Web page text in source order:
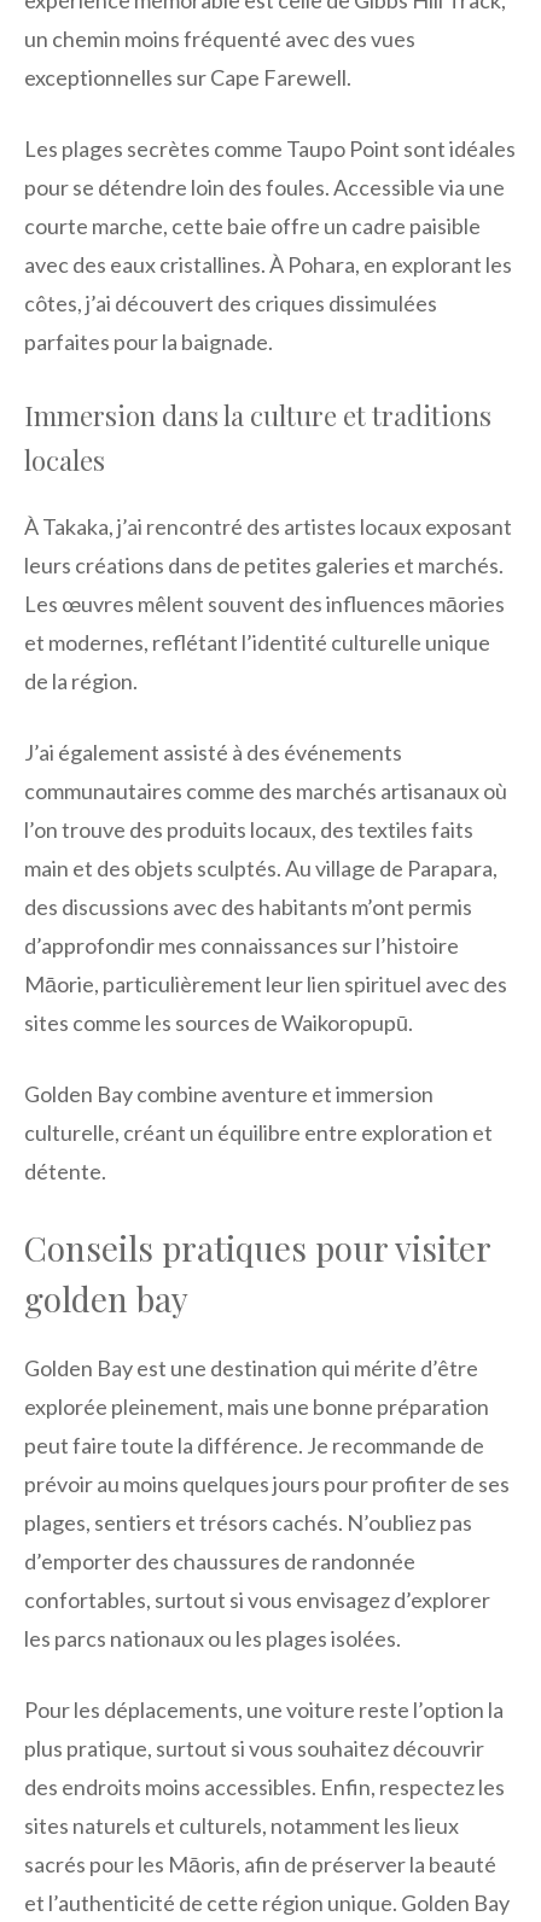
un chemin moins fréquenté avec des vues
exceptionnelles sur Cape Farewell.
Les plages secrètes comme Taupo Point sont idéales
pour se détendre loin des foules. Accessible via une
courte marche, cette baie offre un cadre paisible
avec des eaux cristallines. À Pohara, en explorant les
côtes, j’ai découvert des criques dissimulées
parfaites pour la baignade.
Immersion dans la culture et traditions
locales
À Takaka, j’ai rencontré des artistes locaux exposant
leurs créations dans de petites galeries et marchés.
Les œuvres mêlent souvent des influences māories
et modernes, reflétant l’identité culturelle unique
de la région.
J’ai également assisté à des événements
communautaires comme des marchés artisanaux où
l’on trouve des produits locaux, des textiles faits
main et des objets sculptés. Au village de Parapara,
des discussions avec des habitants m’ont permis
d’approfondir mes connaissances sur l’histoire
Māorie, particulièrement leur lien spirituel avec des
sites comme les sources de Waikoropupū.
Golden Bay combine aventure et immersion
culturelle, créant un équilibre entre exploration et
détente.
Conseils pratiques pour visiter
golden bay
Golden Bay est une destination qui mérite d’être
explorée pleinement, mais une bonne préparation
peut faire toute la différence. Je recommande de
prévoir au moins quelques jours pour profiter de ses
plages, sentiers et trésors cachés. N’oubliez pas
d’emporter des chaussures de randonnée
confortables, surtout si vous envisagez d’explorer
les parcs nationaux ou les plages isolées.
Pour les déplacements, une voiture reste l’option la
plus pratique, surtout si vous souhaitez découvrir
des endroits moins accessibles. Enfin, respectez les
sites naturels et culturels, notamment les lieux
sacrés pour les Māoris, afin de préserver la beauté
et l’authenticité de cette région unique. Golden Bay